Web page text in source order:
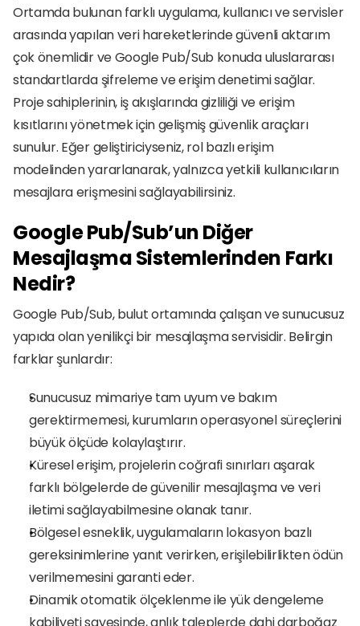
Ortamda bulunan farklı uygulama, kullanıcı ve servisler
arasında yapılan veri hareketlerinde güvenli aktarım
çok önemlidir ve Google Pub/Sub konuda uluslararası
standartlarda şifreleme ve erişim denetimi sağlar.
Proje sahiplerinin, iş akışlarında gizliliği ve erişim
kısıtlarını yönetmek için gelişmiş güvenlik araçları
sunulur. Eğer geliştiriciyseniz, rol bazlı erişim
modelinden yararlanarak, yalnızca yetkili kullanıcıların
mesajlara erişmesini sağlayabilirsiniz.
Google Pub/Sub’un Diğer
Mesajlaşma Sistemlerinden Farkı
Nedir?
Google Pub/Sub, bulut ortamında çalışan ve sunucusuz
yapıda olan yenilikçi bir mesajlaşma servisidir. Belirgin
farklar şunlardır:
Sunucusuz mimariye tam uyum ve bakım
gerektirmemesi, kurumların operasyonel süreçlerini
büyük ölçüde kolaylaştırır.
Küresel erişim, projelerin coğrafi sınırları aşarak
farklı bölgelerde de güvenilir mesajlaşma ve veri
iletimi sağlayabilmesine olanak tanır.
Bölgesel esneklik, uygulamaların lokasyon bazlı
gereksinimlerine yanıt verirken, erişilebilirlikten ödün
verilmemesini garanti eder.
Dinamik otomatik ölçeklenme ile yük dengeleme